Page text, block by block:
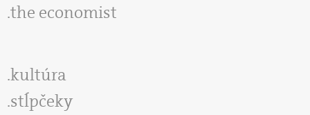
the economist
kultúra
stĺpčeky